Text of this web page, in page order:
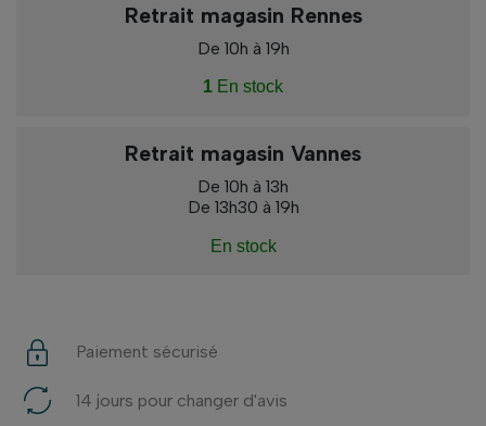
Retrait magasin Rennes
De 10h à 19h
1 En stock
Retrait magasin Vannes
De 10h à 13h
De 13h30 à 19h
En stock
Paiement sécurisé
14 jours pour changer d'avis